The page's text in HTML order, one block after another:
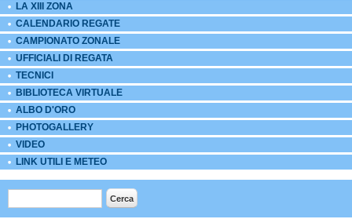
LA XIII ZONA
CALENDARIO REGATE
CAMPIONATO ZONALE
UFFICIALI DI REGATA
TECNICI
BIBLIOTECA VIRTUALE
ALBO D'ORO
PHOTOGALLERY
VIDEO
LINK UTILI E METEO
Form di ricerca